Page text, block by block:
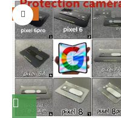
-29%